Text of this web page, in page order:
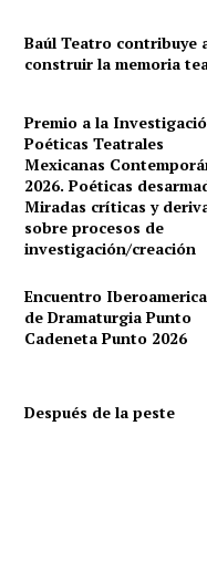
Baúl Teatro contribuye
construir la memoria
Premio a la
Poéticas Teatrales
Mexicanas
2026. Poéticas
Miradas críticas y
sobre procesos de
investigación/creación
Encuentro
de Dramaturgia Punto
Cadeneta Punto 2026
Después de la peste